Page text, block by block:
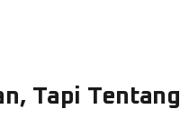
Tapi Tentang